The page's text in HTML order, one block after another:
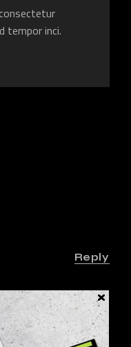
tempor inci.
adipiscing elit,
ut labore et dolore
Reply